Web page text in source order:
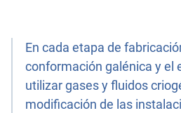
En cada etapa de
conformación galénica y el
utilizar gases y fluidos
modificación de las